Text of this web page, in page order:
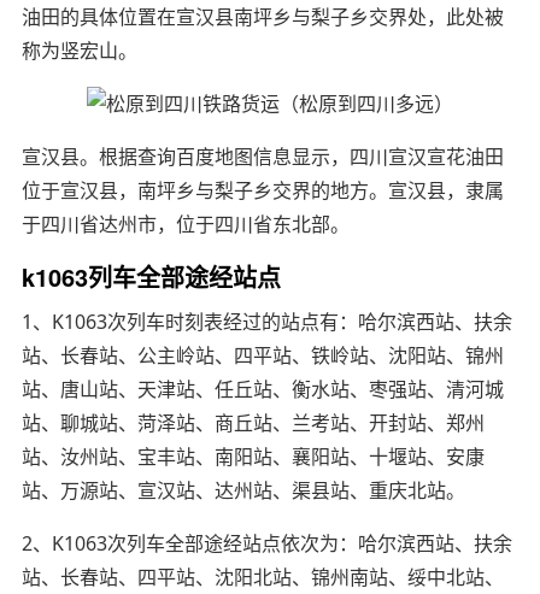
油田的具体位置在宣汉县南坪乡与梨子乡交界处，此处被
称为竖宏山。
宣汉县。根据查询百度地图信息显示，四川宣汉宣花油田
位于宣汉县，南坪乡与梨子乡交界的地方。宣汉县，隶属
于四川省达州市，位于四川省东北部。
k1063列车全部途经站点
1、K1063次列车时刻表经过的站点有：哈尔滨西站、扶余
站、长春站、公主岭站、四平站、铁岭站、沈阳站、锦州
站、唐山站、天津站、任丘站、衡水站、枣强站、清河城
站、聊城站、菏泽站、商丘站、兰考站、开封站、郑州
站、汝州站、宝丰站、南阳站、襄阳站、十堰站、安康
站、万源站、宣汉站、达州站、渠县站、重庆北站。
2、K1063次列车全部途经站点依次为：哈尔滨西站、扶余
站、长春站、四平站、沈阳北站、锦州南站、绥中北站、